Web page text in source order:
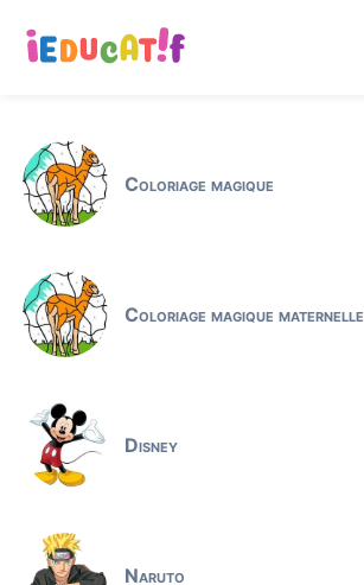
Coloriage magique
Coloriage magique maternelle
Disney
Naruto